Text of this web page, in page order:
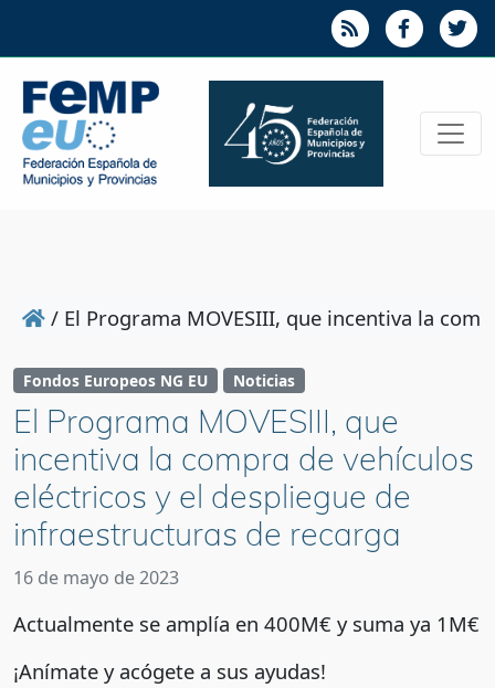
/ El Programa MOVESIII, que incentiva la
Fondos Europeos NG EU Noticias
El Programa MOVESIII, que
incentiva la compra de vehículos
eléctricos y el despliegue de
infraestructuras de recarga
16 de mayo de 2023
Actualmente se amplía en 400M€ y suma ya 1️M€
¡Anímate y acógete a sus ayudas!